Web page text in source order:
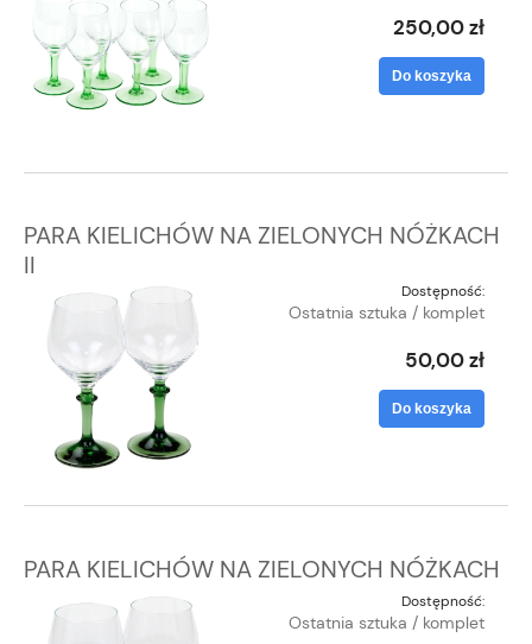
250,00 zł
Do koszyka
PARA KIELICHÓW NA ZIELONYCH NÓŻKACH
II
Dostępność:
Ostatnia sztuka / komplet
50,00 zł
Do koszyka
PARA KIELICHÓW NA ZIELONYCH NÓŻKACH
Dostępność:
Ostatnia sztuka / komplet